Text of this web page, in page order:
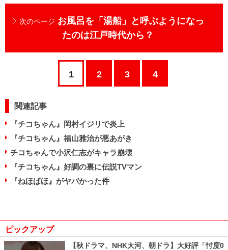
次のページ お風呂を「湯船」と呼ぶようになっ
たのは江戸時代から？
1 2 3 4
関連記事
『チコちゃん』岡村イジリで炎上
『チコちゃん』福山雅治が悪あがき
チコちゃんで小沢仁志がキャラ崩壊
『チコちゃん』好調の裏に伝説TVマン
『ねほぱほ』がヤバかった件
ピックアップ
【秋ドラマ、NHK大河、朝ドラ】大好評「忖度0